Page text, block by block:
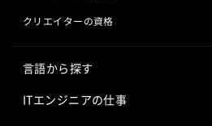
クリエイターの資格
言語から探す
Javaの求人
ITエンジニアの仕事